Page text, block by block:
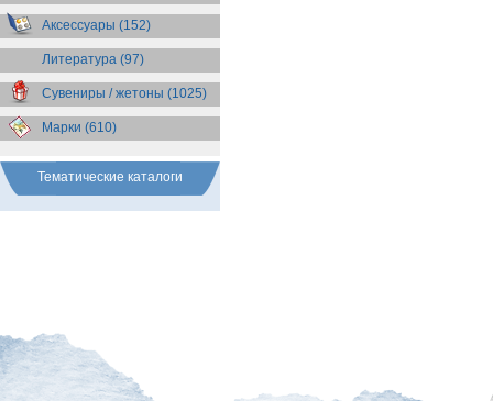
Брит. Западная Африка(25)
Брит. Ост-Индийская компания
(11)
Брит. территория в Индийском
океане(24)
Бруней(4)
Бурунди(2)
Бутан(10)
Ватикан(85)
Великобритания(308)
Венгрия(179)
Гайана(8)
Гамбия (11)
Аксессуары (152)
Литература (97)
Сувениры / жетоны (1025)
Марки (610)
Тематические каталоги